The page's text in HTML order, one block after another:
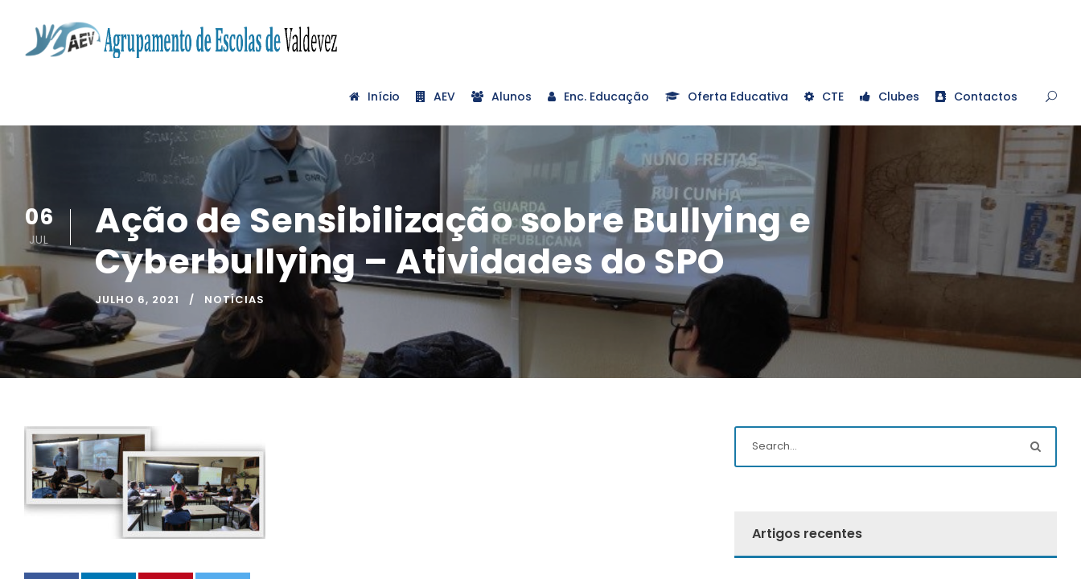
Início AEV Alunos Enc. Educação Oferta Educativa CTE Clubes Contactos
06
JUL
Ação de Sensibilização sobre Bullying e
Cyberbullying – Atividades do SPO
JULHO 6, 2021 NOTÍCIAS
Artigos recentes